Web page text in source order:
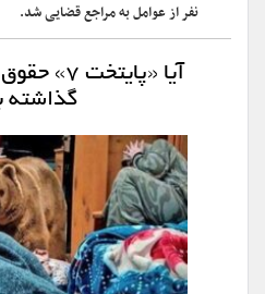
نفر از عوامل به مراجع قضایی شد.
آیا
گذاشته